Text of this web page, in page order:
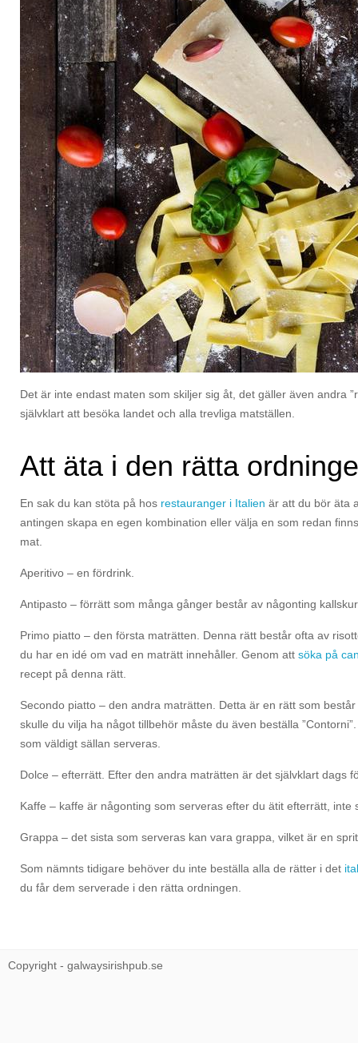
Det är inte endast maten som skiljer sig åt, det gäller även andra
självklart att besöka landet och alla trevliga matställen.
Att äta i den rätta
En sak du kan stöta på hos restauranger i Italien är att du bör äta
antingen skapa en egen kombination eller välja en som redan
mat.
Aperitivo – en fördrink.
Antipasto – förrätt som många gånger består av någonting
Primo piatto – den första maträtten. Denna rätt består ofta av
du har en idé om vad en maträtt innehåller. Genom att söka på
recept på denna rätt.
Secondo piatto – den andra maträtten. Detta är en rätt som
skulle du vilja ha något tillbehör måste du även beställa
som väldigt sällan serveras.
Dolce – efterrätt. Efter den andra maträtten är det självklart dags
Kaffe – kaffe är någonting som serveras efter du ätit efterrätt, inte
Grappa – det sista som serveras kan vara grappa, vilket är en
Som nämnts tidigare behöver du inte beställa alla de rätter i det
du får dem serverade i den rätta ordningen.